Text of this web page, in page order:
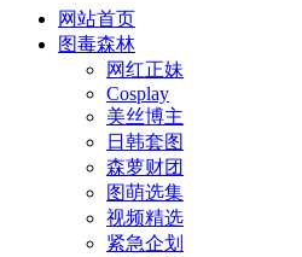
网站首页
图毒森林
网红正妹
Cosplay
美丝博主
日韩套图
森萝财团
图萌选集
视频精选
紧急企划